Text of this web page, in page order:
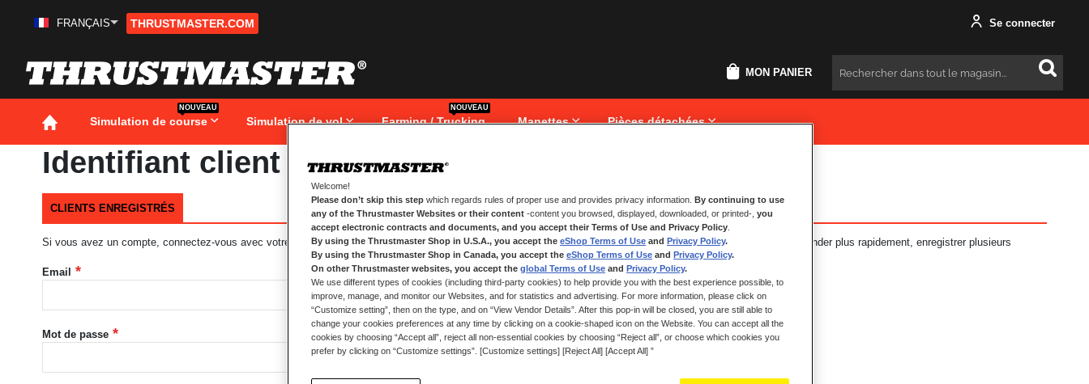
Aller
FRANÇAIS THRUSTMASTER.COM Se connecter
MON PANIER Rechercher
Simulation de course
NOUVEAU
Simulation de vol Farming / Trucking
NOUVEAU
Manettes Pièces détachées
Identifiant client
CLIENTS ENREGISTRÉS
Si vous avez un compte, connectez-vous avec votre adresse e-mail.
Email
Mot de passe
NOUVEAUX CLIENTS
Créer un compte a de nombreux avantages : commander plus rapidement, enregistrer plusieurs
adresses, suivre vos commandes et plus encore.
CRÉER UN COMPTE
Welcome!
Please don’t skip this step which regards rules of proper use and provides privacy information.
By continuing to use
any of the Thrustmaster Websites or their content -content you browsed, displayed, downloaded, or printed-, you
accept electronic contracts and documents, and you accept their Terms of Use and Privacy Policy
By using the Thrustmaster Shop in U.S.A., you accept the eShop Terms of Use and Privacy Policy.
By using the Thrustmaster Shop in Canada, you accept the eShop Terms of Use and Privacy Policy.
On other Thrustmaster websites, you accept the global Terms of Use and Privacy Policy.
We use different types of cookies (including third-party cookies) to help provide you with the best experience possible, to
improve, manage, and monitor our Websites, and for statistics and advertising. For more information, please click on
“Customize setting”, then on the type, and on “View Vendor Details”. After this pop-in will be closed, you are still able to
change your cookies preferences at any time by clicking on a cookie-shaped icon on the Website. You can accept all the
cookies by choosing “Accept all”, reject all non-essential cookies by choosing “Reject all”, or choose which cookies you
prefer by clicking on “Customize settings”. [Customize settings] [Reject All] [Accept All] ”